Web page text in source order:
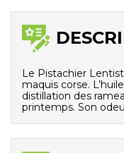
Le Pistachier
maquis corse.
distillation des
printemps. Son